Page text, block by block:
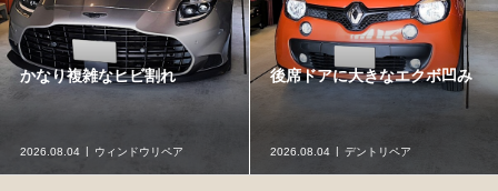
かなり複雑なヒビ割れ
2026.08.04 ウィンドウリペア
後席ドアに大きなエクボ凹み
2026.08.04 デントリペア